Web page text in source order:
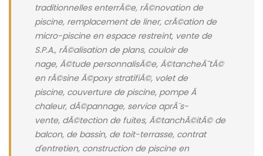
traditionnelles enterrÃ©e, rÃ©novation de
piscine, remplacement de liner, crÃ©ation de
micro-piscine en espace restreint, vente de
S.P.A., rÃ©alisation de plans, couloir de
nage, Ã©tude personnalisÃ©e, Ã©tancheÃ¯tÃ©
en rÃ©sine Ã©poxy stratifiÃ©, volet de
piscine, couverture de piscine, pompe Ã
chaleur, dÃ©pannage, service aprÃ¨s-
vente, dÃ©tection de fuites, Ã©tanchÃ©itÃ© de
balcon, de bassin, de toit-terrasse, contrat
d'entretien, construction de piscine en